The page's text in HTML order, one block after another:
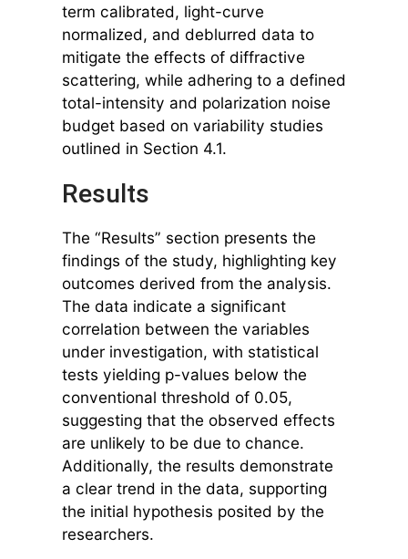
term calibrated, light-curve
normalized, and deblurred data to
mitigate the effects of diffractive
scattering, while adhering to a defined
total-intensity and polarization noise
budget based on variability studies
outlined in Section 4.1.
Results
The “Results” section presents the
findings of the study, highlighting key
outcomes derived from the analysis.
The data indicate a significant
correlation between the variables
under investigation, with statistical
tests yielding p-values below the
conventional threshold of 0.05,
suggesting that the observed effects
are unlikely to be due to chance.
Additionally, the results demonstrate
a clear trend in the data, supporting
the initial hypothesis posited by the
researchers.